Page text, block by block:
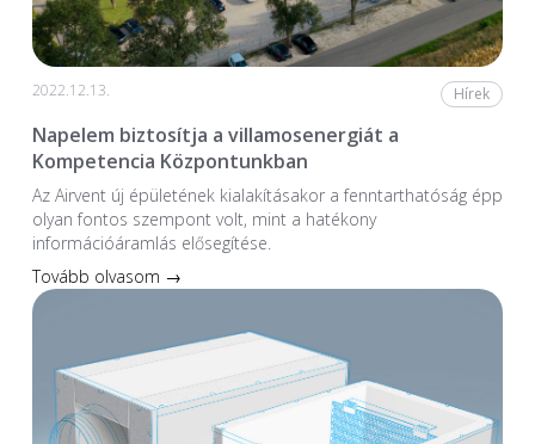
2022.12.13. Hírek
Napelem biztosítja a villamosenergiát a
Kompetencia Központunkban
Az Airvent új épületének kialakításakor a fenntarthatóság épp
olyan fontos szempont volt, mint a hatékony
információáramlás elősegítése.
Tovább olvasom →